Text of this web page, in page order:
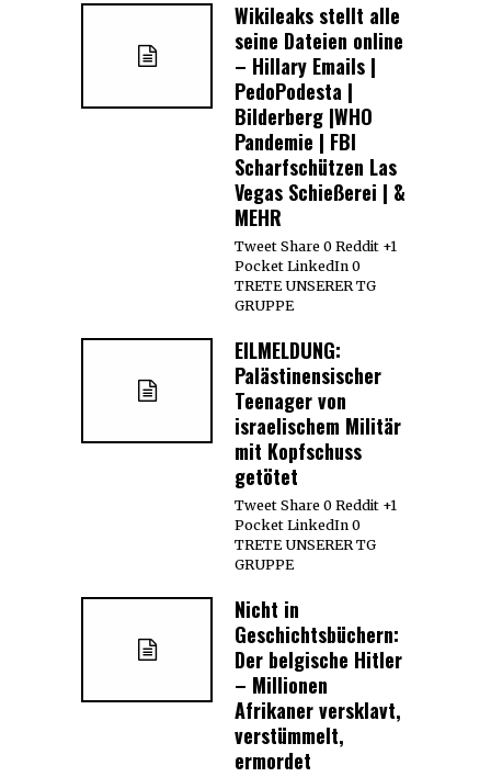
Wikileaks stellt alle
seine Dateien online
– Hillary Emails |
PedoPodesta |
Bilderberg |WHO
Pandemie | FBI
Scharfschützen Las
Vegas Schießerei | &
MEHR
Tweet Share 0 Reddit +1
Pocket LinkedIn 0
TRETE UNSERER TG
GRUPPE
EILMELDUNG:
Palästinensischer
Teenager von
israelischem Militär
mit Kopfschuss
getötet
Tweet Share 0 Reddit +1
Pocket LinkedIn 0
TRETE UNSERER TG
GRUPPE
Nicht in
Geschichtsbüchern:
Der belgische Hitler
– Millionen
Afrikaner versklavt,
verstümmelt,
ermordet